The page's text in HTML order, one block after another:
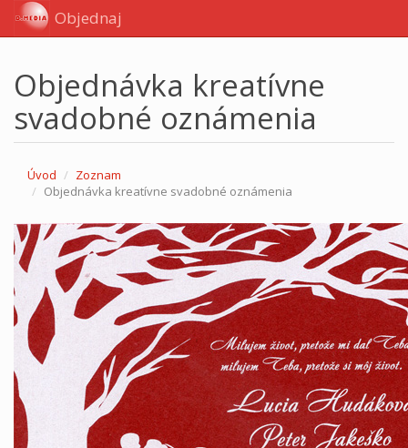
Objednaj
Objednávka kreatívne
svadobné oznámenia
Úvod
Zoznam
Objednávka kreatívne svadobné oznámenia